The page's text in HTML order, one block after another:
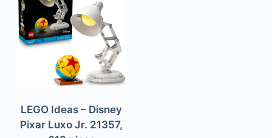
LEGO Ideas – Disney
Pixar Luxo Jr. 21357,